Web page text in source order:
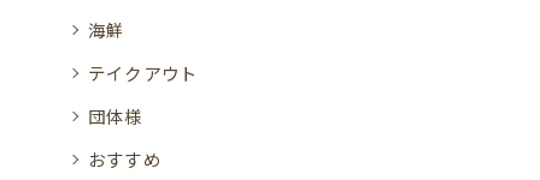
海鮮
テイクアウト
団体様
おすすめ